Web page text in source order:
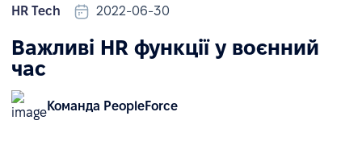
HR Tech 2022-06-30
Важливі HR функції у воєнний
час
Команда PeopleForce